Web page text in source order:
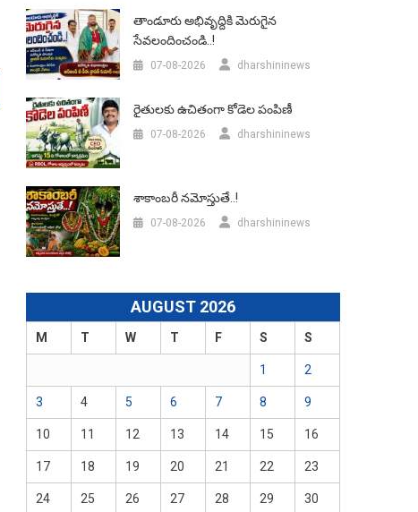
తాండూరు అభివృద్దికి మెరుగైన
సేవలందించండి..!
07-08-2026 dharshininews
రైతులకు ఉచితంగా కోడెల పంపిణీ
07-08-2026 dharshininews
శాకాంబరీ నమోస్తుతే..!
07-08-2026 dharshininews
AUGUST 2026
M T W T F S S
1 2
3 4 5 6 7 8 9
10 11 12 13 14 15 16
17 18 19 20 21 22 23
24 25 26 27 28 29 30